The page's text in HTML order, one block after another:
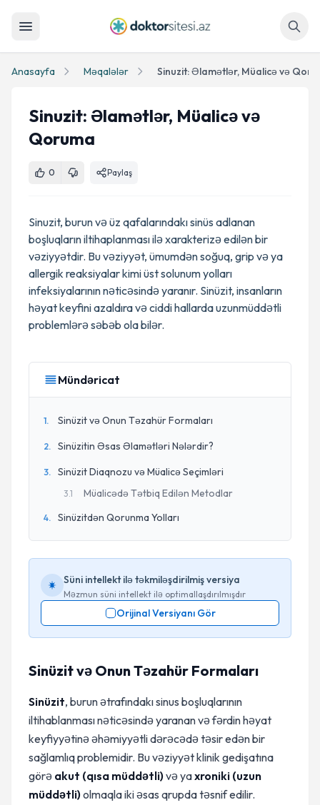
Anasayfa Məqalələr Sinuzit: Əlamətlər, Müalicə və
Sinuzit: Əlamətlər, Müalicə və
Qoruma
0 Paylaş
Sinuzit, burun və üz qafalarındakı sinüs adlanan
boşluqların iltihaplanması ilə xarakterizə edilən bir
vəziyyətdir. Bu vəziyyət, ümumdən soğuq, grip və ya
allergik reaksiyalar kimi üst solunum yolları
infeksiyalarının nəticəsində yaranır. Sinüzit, insanların
həyat keyfini azaldıra və ciddi hallarda uzunmüddətli
problemlərə səbəb ola bilər.
Mündəricat
1. Sinüzit və Onun Təzahür Formaları
2. Sinüzitin Əsas Əlamətləri Nələrdir?
3. Sinüzit Diaqnozu və Müalicə Seçimləri
3.1 Müalicədə Tətbiq Edilən Metodlar
4. Sinüzitdən Qorunma Yolları
Süni intellekt ilə təkmiləşdirilmiş versiya
Məzmun süni intellekt ilə optimallaşdırılmışdır
Orijinal Versiyanı Gör
Sinüzit və Onun Təzahür Formaları
Sinüzit, burun ətrafındakı sinus boşluqlarının
iltihablanması nəticəsində yaranan və fərdin həyat
keyfiyyətinə əhəmiyyətli dərəcədə təsir edən bir
sağlamlıq problemidir. Bu vəziyyət klinik gedişatına
görə akut (qısa müddətli)və yaxroniki (uzun
müddətli)olmaqla iki əsas qrupda təsnif edilir.